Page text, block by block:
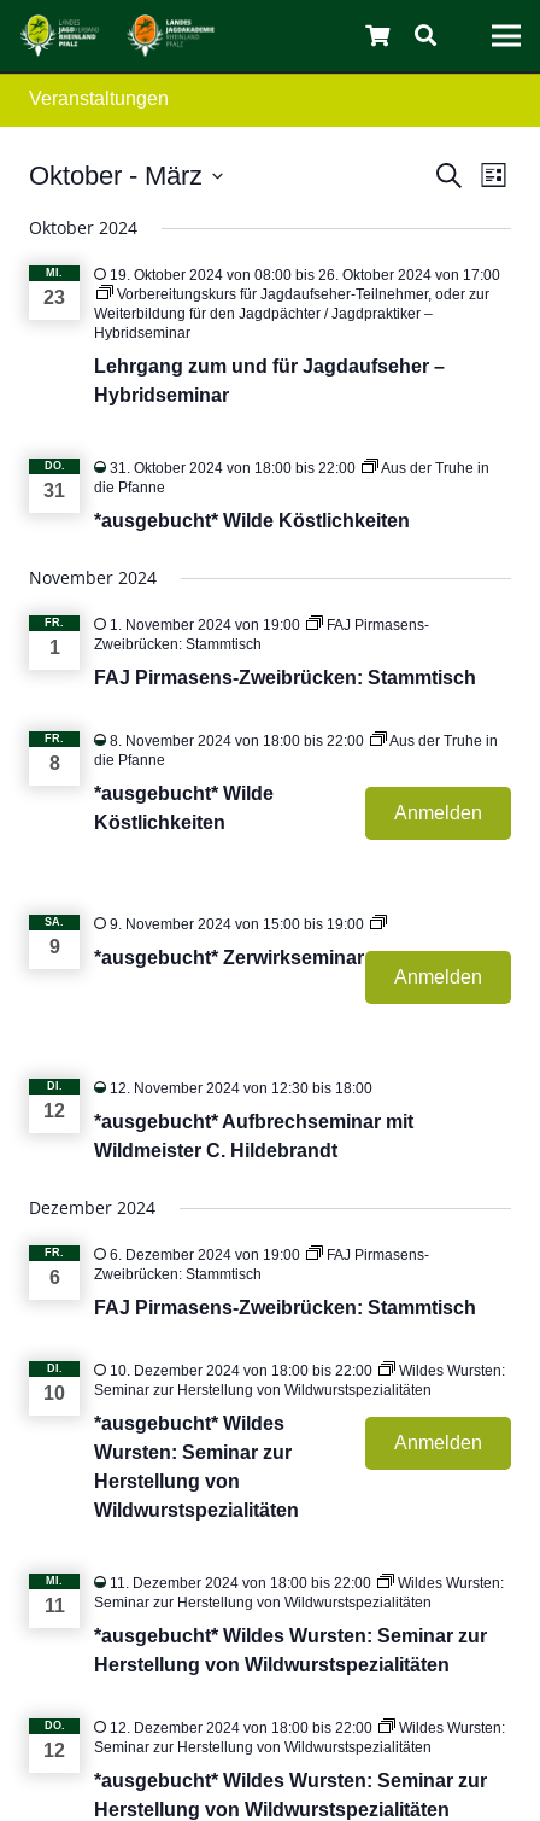
Veranstaltungen
Suche
und
Suche
Liste
Oktober - März
Oktober 2024
MI.
23
19. Oktober 2024 von 08:00 bis 26. Oktober 2024 von 17:00
Vorbereitungskurs für Jagdaufseher-Teilnehmer, oder zur
Weiterbildung für den Jagdpächter / Jagdpraktiker –
Hybridseminar
Lehrgang zum und für Jagdaufseher –
Hybridseminar
DO.
31
31. Oktober 2024 von 18:00 bis 22:00
Aus der Truhe in
die Pfanne
*ausgebucht* Wilde Köstlichkeiten
November 2024
FR.
1
1. November 2024 von 19:00
FAJ Pirmasens-
Zweibrücken: Stammtisch
FAJ Pirmasens-Zweibrücken: Stammtisch
FR.
8
8. November 2024 von 18:00 bis 22:00
Aus der Truhe in
die Pfanne
*ausgebucht* Wilde
Köstlichkeiten
Anmelden
SA.
9
9. November 2024 von 15:00 bis 19:00
Zerwirkseminar
*ausgebucht* Zerwirkseminar
Anmelden
DI.
12
12. November 2024 von 12:30 bis 18:00
*ausgebucht* Aufbrechseminar mit
Wildmeister C. Hildebrandt
Dezember 2024
FR.
6
6. Dezember 2024 von 19:00
FAJ Pirmasens-
Zweibrücken: Stammtisch
FAJ Pirmasens-Zweibrücken: Stammtisch
DI.
10
10. Dezember 2024 von 18:00 bis 22:00
Wildes Wursten:
Seminar zur Herstellung von Wildwurstspezialitäten
*ausgebucht* Wildes
Wursten: Seminar zur
Herstellung von
Wildwurstspezialitäten
Anmelden
MI.
11
11. Dezember 2024 von 18:00 bis 22:00
Wildes Wursten:
Seminar zur Herstellung von Wildwurstspezialitäten
*ausgebucht* Wildes Wursten: Seminar zur
Herstellung von Wildwurstspezialitäten
DO.
12
12. Dezember 2024 von 18:00 bis 22:00
Wildes Wursten:
Seminar zur Herstellung von Wildwurstspezialitäten
*ausgebucht* Wildes Wursten: Seminar zur
Herstellung von Wildwurstspezialitäten